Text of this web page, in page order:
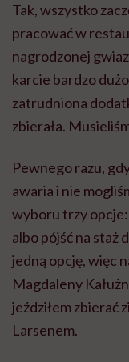
Tak, wszystko
pracować w
nagrodzonej
karcie bardzo
zatrudniona
zbierała.
Pewnego razu,
awaria i nie
wyboru trzy opcje:
albo pójść na staż
jedną opcję, więc
Magdaleny
jeździłem zbierać
Larsenem.